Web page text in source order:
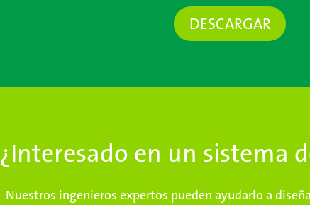
DESCARGAR
¿Interesado en un sistema
Nuestros ingenieros expertos pueden ayudarlo a